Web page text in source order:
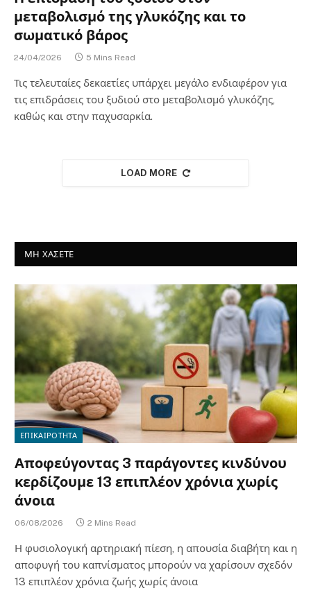
μεταβολισμό της γλυκόζης και το
σωματικό βάρος
24/04/2026 5 Mins Read
Τις τελευταίες δεκαετίες υπάρχει μεγάλο ενδιαφέρον για
τις επιδράσεις του ξυδιού στο μεταβολισμό γλυκόζης,
καθώς και στην παχυσαρκία.
LOAD MORE
ΜΗ ΧΑΣΕΤΕ
ΕΠΙΚΑΙΡΟΤΗΤΑ
Αποφεύγοντας 3 παράγοντες κινδύνου
κερδίζουμε 13 επιπλέον χρόνια χωρίς
άνοια
06/08/2026 2 Mins Read
Η φυσιολογική αρτηριακή πίεση, η απουσία διαβήτη και η
αποφυγή του καπνίσματος μπορούν να χαρίσουν σχεδόν
13 επιπλέον χρόνια ζωής χωρίς άνοια